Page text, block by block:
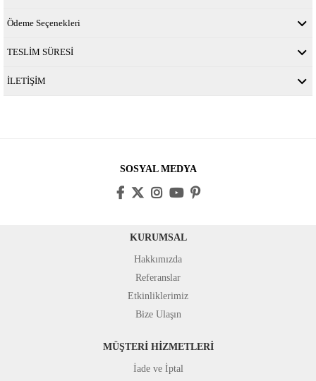
Ödeme Seçenekleri
TESLİM SÜRESİ
İLETİŞİM
SOSYAL MEDYA
KURUMSAL
Hakkımızda
Referanslar
Etkinliklerimiz
Bize Ulaşın
MÜŞTERİ HİZMETLERİ
İade ve İptal